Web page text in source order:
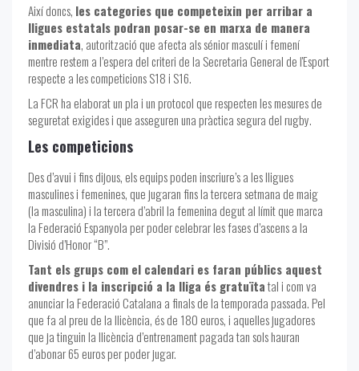
Així doncs, les categories que competeixin per arribar a
lligues estatals podran posar-se en marxa de manera
inmediata, autorització que afecta als sénior masculí i femení
mentre restem a l’espera del criteri de la Secretaria General de l'Esport
respecte a les competicions S18 i S16.
La FCR ha elaborat un pla i un protocol que respecten les mesures de
seguretat exigides i que asseguren una pràctica segura del rugby.
Les competicions
Des d’avui i fins dijous, els equips poden inscriure’s a les lligues
masculines i femenines, que jugaran fins la tercera setmana de maig
(la masculina) i la tercera d’abril la femenina degut al límit que marca
la Federació Espanyola per poder celebrar les fases d’ascens a la
Divisió d’Honor “B”.
Tant els grups com el calendari es faran públics aquest
divendres i la inscripció a la lliga és gratuïtatal i com va
anunciar la Federació Catalana a finals de la temporada passada. Pel
que fa al preu de la llicència, és de 180 euros, i aquelles jugadores
que ja tinguin la llicència d’entrenament pagada tan sols hauran
d’abonar 65 euros per poder jugar.